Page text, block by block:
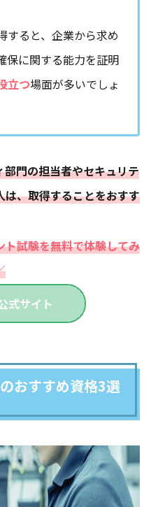
すると、企業から求め
保に関する能力を証明
立つ場面が多いでしょ
門の担当者やセキュリテ
、取得することをおすす
試験を無料で体験してみ
式サイト
おすすめ資格3選